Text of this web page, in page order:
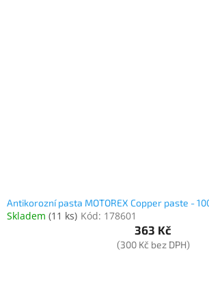
Antikorozní pasta MOTOREX Copper paste -
Skladem (11 ks) Kód: 178601
363 Kč
(300 Kč bez DPH)